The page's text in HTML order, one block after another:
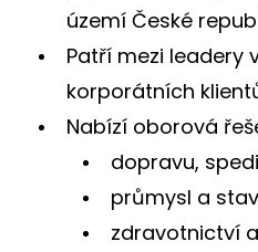
území České
Patří mezi leadery
korporátních
Nabízí oborová
dopravu,
průmysl a
zdravotnictví